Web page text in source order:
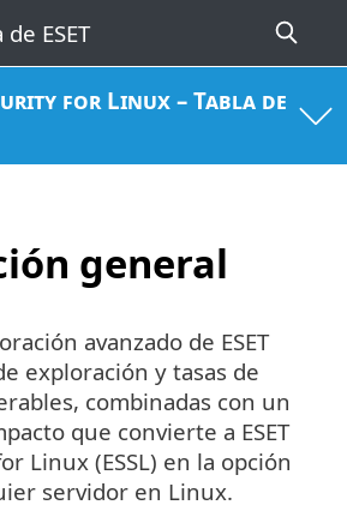
for Linux – Tabla de
general
avanzado de ESET
exploración y tasas de
combinadas con un
que convierte a ESET
Linux (ESSL) en la opción
servidor en Linux.